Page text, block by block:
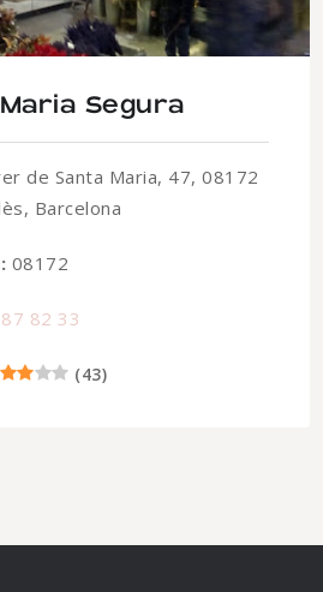
Segura
de Santa Maria, 47, 08172
Barcelona
08172
82 33
(43)